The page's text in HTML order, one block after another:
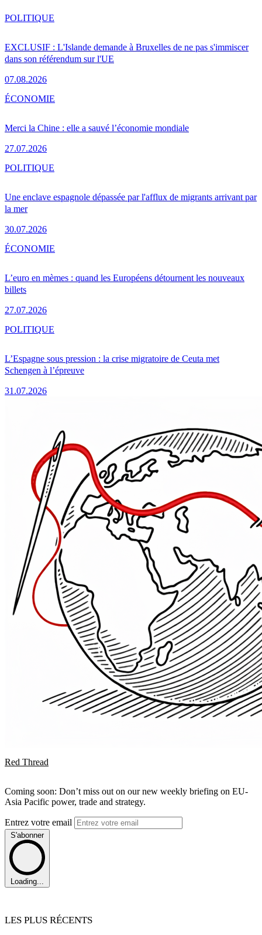
EXCLUSIF : L'Islande demande à Bruxelles de ne pas s'immiscer
dans son référendum sur l'UE
07.08.2026
POLITIQUE
Merci la Chine : elle a sauvé l’économie mondiale
27.07.2026
ÉCONOMIE
Une enclave espagnole dépassée par l'afflux de migrants arrivant par
la mer
30.07.2026
POLITIQUE
L’euro en mèmes : quand les Européens détournent les nouveaux
billets
27.07.2026
ÉCONOMIE
L’Espagne sous pression : la crise migratoire de Ceuta met
Schengen à l’épreuve
31.07.2026
POLITIQUE
Red Thread
Coming soon: Don’t miss out on our new weekly briefing on EU-
Asia Pacific power, trade and strategy.
Entrez votre email
S'abonner
Loading...
LES PLUS RÉCENTS